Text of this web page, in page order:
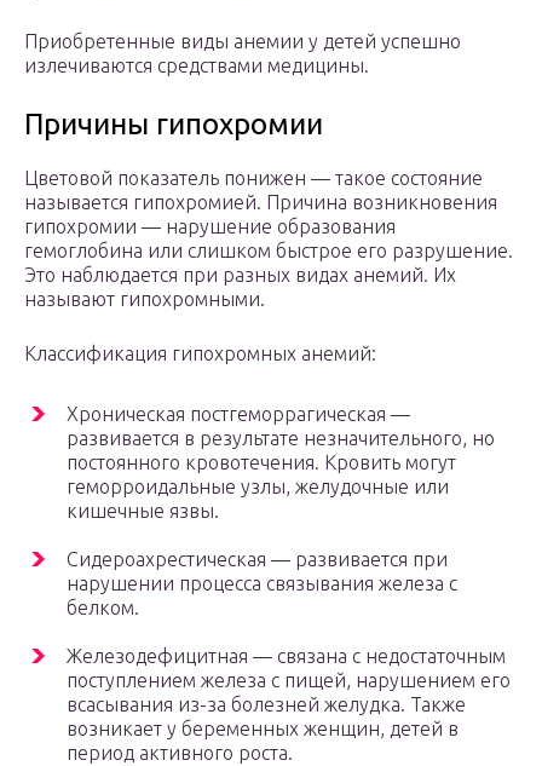
Приобретенные виды анемии у детей успешно
излечиваются средствами медицины.
Причины гипохромии
Цветовой показатель понижен — такое состояние
называется гипохромией. Причина возникновения
гипохромии — нарушение образования
гемоглобина или слишком быстрое его разрушение.
Это наблюдается при разных видах анемий. Их
называют гипохромными.
Классификация гипохромных анемий:
Хроническая постгеморрагическая —
развивается в результате незначительного, но
постоянного кровотечения. Кровить могут
геморроидальные узлы, желудочные или
кишечные язвы.
Сидероахрестическая — развивается при
нарушении процесса связывания железа с
белком.
Железодефицитная — связана с недостаточным
поступлением железа с пищей, нарушением его
всасывания из-за болезней желудка. Также
возникает у беременных женщин, детей в
период активного роста.